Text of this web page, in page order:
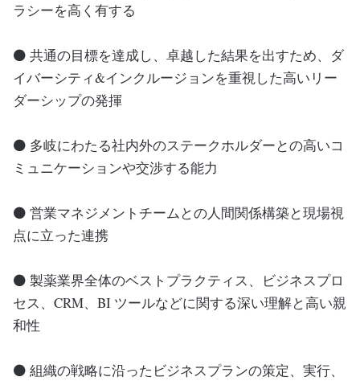
ラシーを高く有する
⚫ 共通の目標を達成し、卓越した結果を出すため、ダ
イバーシティ&インクルージョンを重視した高いリー
ダーシップの発揮
⚫ 多岐にわたる社内外のステークホルダーとの高いコ
ミュニケーションや交渉する能力
⚫ 営業マネジメントチームとの人間関係構築と現場視
点に立った連携
⚫ 製薬業界全体のベストプラクティス、ビジネスプロ
セス、CRM、BI ツールなどに関する深い理解と高い親
和性
⚫ 組織の戦略に沿ったビジネスプランの策定、実行、